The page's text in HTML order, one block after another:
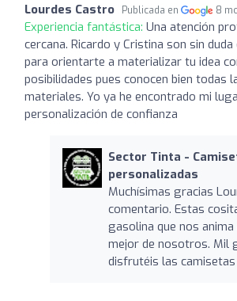
Lourdes Castro Publicada en 8
Experiencia fantástica: Una atención
cercana. Ricardo y Cristina son sin
para orientarte a materializar tu idea
posibilidades pues conocen bien todas
materiales. Yo ya he encontrado mi
personalización de confianza
Sector Tinta -
personalizadas
Muchísimas gracias
comentario. Estas
gasolina que nos
mejor de nosotros. Mil
disfrutéis las